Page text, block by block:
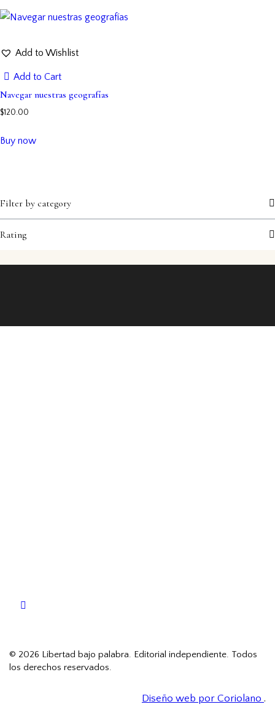
Add to Wishlist
Add to Cart
Navegar nuestras geografías
$120.00
Buy now
Filter by category
Rating
facebook
© 2026 Libertad bajo palabra. Editorial independiente. Todos
los derechos reservados.
Diseño web por Coriolano .